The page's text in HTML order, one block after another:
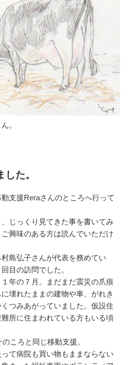
。
た。
支援Reraさんのところへ行って
じっくり見てきた事を書いてみ
興味のある方は読んでいただけ
島弘子さんが代表を務めてい
目の訪問でした。
年の７月。まだまだ震災の爪痕
壊れたままの建物や車、がれき
つみあがっていました。仮設住
所に住まわれている方もいる頃
ころと同じ移動支援。
て病院も買い物もままならない